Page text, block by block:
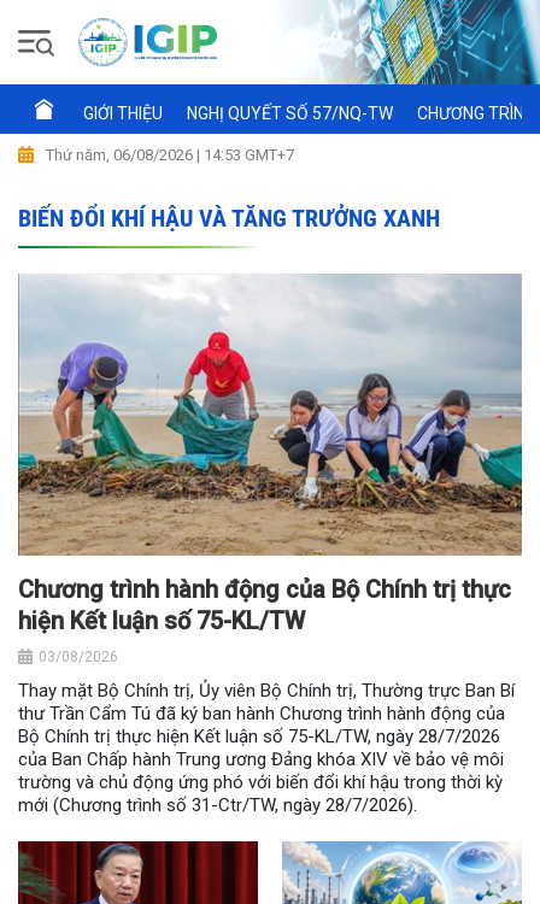
GIỚI THIỆU NGHỊ QUYẾT SỐ 57/NQ-TW CHƯƠNG
Thứ năm, 06/08/2026 | 14:53 GMT+7
BIẾN ĐỔI KHÍ HẬU VÀ TĂNG TRƯỞNG XANH
Chương trình hành động của Bộ Chính trị thực
hiện Kết luận số 75-KL/TW
03/08/2026
Thay mặt Bộ Chính trị, Ủy viên Bộ Chính trị, Thường trực Ban Bí
thư Trần Cẩm Tú đã ký ban hành Chương trình hành động của
Bộ Chính trị thực hiện Kết luận số 75-KL/TW, ngày 28/7/2026
của Ban Chấp hành Trung ương Đảng khóa XIV về bảo vệ môi
trường và chủ động ứng phó với biến đổi khí hậu trong thời kỳ
mới (Chương trình số 31-Ctr/TW, ngày 28/7/2026).